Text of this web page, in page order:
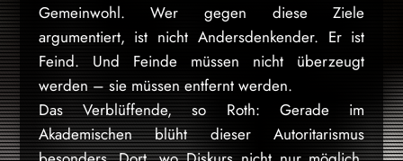
Gemeinwohl. Wer gegen diese Ziele
argumentiert, ist nicht Andersdenkender. Er ist
Feind. Und Feinde müssen nicht überzeugt
werden – sie müssen entfernt werden.
Das Verblüffende, so Roth: Gerade im
Akademischen blüht dieser Autoritarismus